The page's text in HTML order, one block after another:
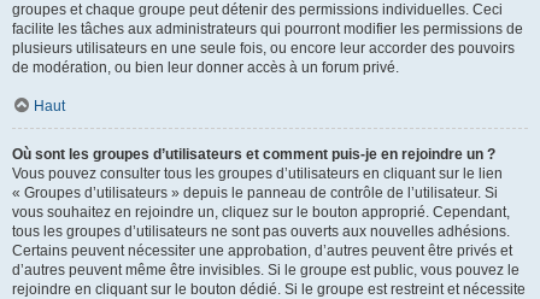
groupes et chaque groupe peut détenir des permissions individuelles. Ceci
facilite les tâches aux administrateurs qui pourront modifier les permissions de
plusieurs utilisateurs en une seule fois, ou encore leur accorder des pouvoirs
de modération, ou bien leur donner accès à un forum privé.
Haut
Où sont les groupes d’utilisateurs et comment puis-je en rejoindre un ?
Vous pouvez consulter tous les groupes d’utilisateurs en cliquant sur le lien
« Groupes d’utilisateurs » depuis le panneau de contrôle de l’utilisateur. Si
vous souhaitez en rejoindre un, cliquez sur le bouton approprié. Cependant,
tous les groupes d’utilisateurs ne sont pas ouverts aux nouvelles adhésions.
Certains peuvent nécessiter une approbation, d’autres peuvent être privés et
d’autres peuvent même être invisibles. Si le groupe est public, vous pouvez le
rejoindre en cliquant sur le bouton dédié. Si le groupe est restreint et nécessite